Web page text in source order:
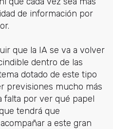
de información por
que la IA se va a volver
dentro de las
dotado de este tipo
previsiones mucho más
falta por ver qué papel
tendrá que
a este gran